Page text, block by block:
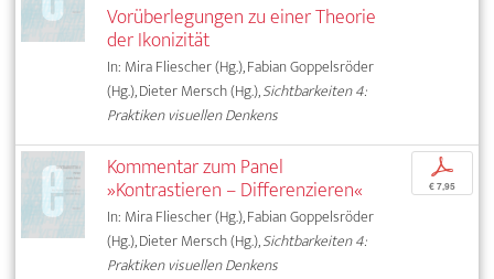
Vorüberlegungen zu einer Theorie
der Ikonizität
In: Mira Fliescher (Hg.), Fabian Goppelsröder
(Hg.), Dieter Mersch (Hg.),Sichtbarkeiten 4:
Praktiken visuellen Denkens
Kommentar zum Panel
»Kontrastieren – Differenzieren«
In: Mira Fliescher (Hg.), Fabian Goppelsröder
(Hg.), Dieter Mersch (Hg.),Sichtbarkeiten 4:
Praktiken visuellen Denkens
p
€ 7,95